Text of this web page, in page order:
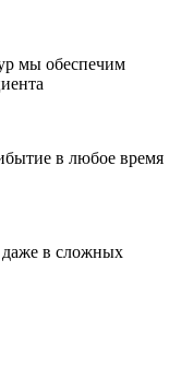
мы обеспечим
в любое время
в сложных